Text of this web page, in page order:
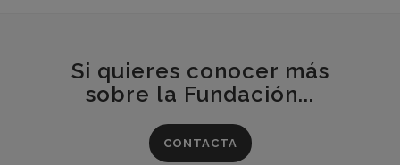
Si quieres conocer más
sobre la Fundación...
CONTACTA